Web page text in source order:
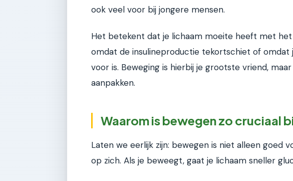
ook veel voor bij jongere mensen.
Het betekent dat je lichaam moeite heeft met het
omdat de insulineproductie tekortschiet of omdat
voor is. Beweging is hierbij je grootste vriend,
aanpakken.
Waarom is bewegen zo cruciaal
Laten we eerlijk zijn: bewegen is niet alleen goed
op zich. Als je beweegt, gaat je lichaam sneller